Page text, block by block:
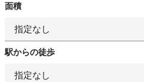
面積
指定なし
駅からの徒歩
指定なし